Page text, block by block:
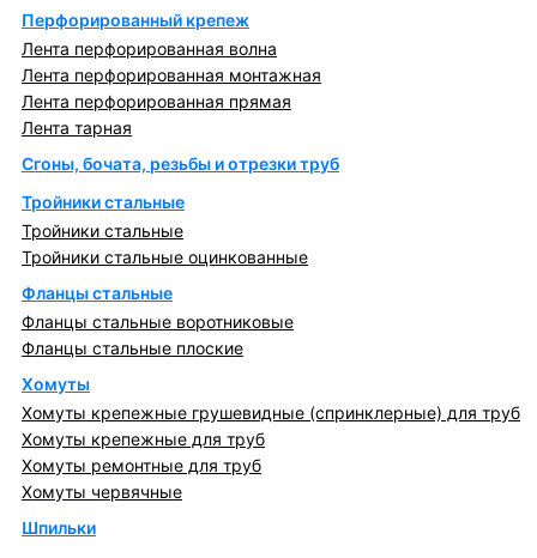
Перфорированный крепеж
Лента перфорированная волна
Лента перфорированная монтажная
Лента перфорированная прямая
Лента тарная
Сгоны, бочата, резьбы и отрезки труб
Тройники стальные
Тройники стальные
Тройники стальные оцинкованные
Фланцы стальные
Фланцы стальные воротниковые
Фланцы стальные плоские
Хомуты
Хомуты крепежные грушевидные (спринклерные) для труб
Хомуты крепежные для труб
Хомуты ремонтные для труб
Хомуты червячные
Шпильки